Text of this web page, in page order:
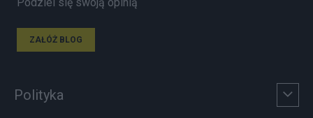
ZAŁÓŻ BLOG
Polityka